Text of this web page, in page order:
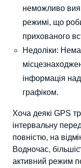
неможливо
режимі, що
прихованого
Недоліки:
інформація
графіком.
Хоча деякі GPS
інтервальну
повністю, на
Водночас,
активний режим